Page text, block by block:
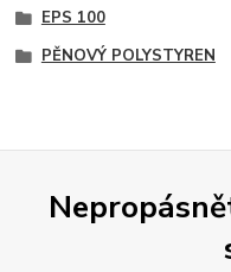
EPS 100
PĚNOVÝ POLYSTYREN